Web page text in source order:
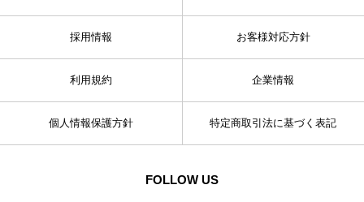
採用情報 お客様対応方針
利用規約 企業情報
個人情報保護方針 特定商取引法に基づく表記
FOLLOW US